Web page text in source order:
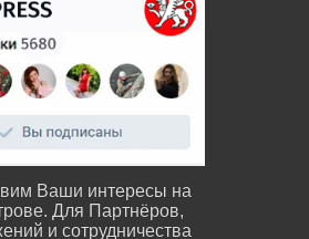
Ваши интересы на
Для Партнёров,
и сотрудничества